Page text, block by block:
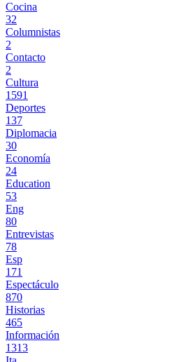
Cocina
32
Columnistas
2
Contacto
2
Cultura
1591
Deportes
137
Diplomacia
30
Economía
24
Education
53
Eng
80
Entrevistas
78
Esp
171
Espectáculo
870
Historias
465
Información
1313